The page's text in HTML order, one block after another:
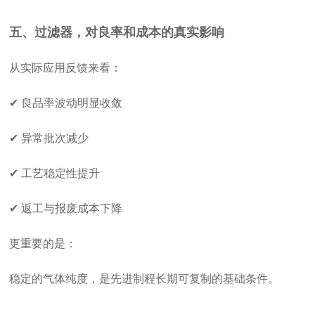
五、过滤器，对良率和成本的真实影响
从实际应用反馈来看：
✔ 良品率波动明显收敛
✔ 异常批次减少
✔ 工艺稳定性提升
✔ 返工与报废成本下降
更重要的是：
稳定的气体纯度，是先进制程长期可复制的基础条件。